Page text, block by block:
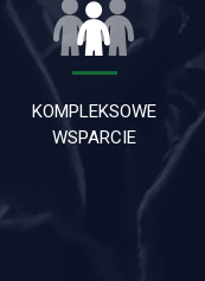
KOMPLEKSOWE
WSPARCIE